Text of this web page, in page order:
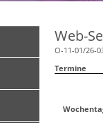
Web-
O-11-01/26-
Termine